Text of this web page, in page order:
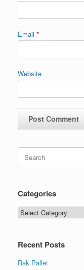
Email *
Website
Categories
Recent Posts
Rak Pallet